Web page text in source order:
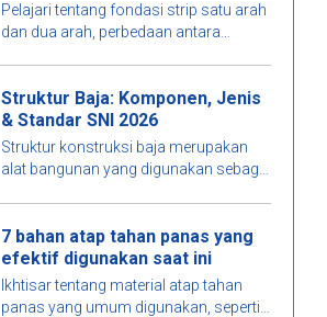
Pelajari tentang fondasi strip satu arah
dan dua arah, perbedaan antara
solusi yang tepat untuk proyek Anda.
Struktur Baja: Komponen, Jenis
& Standar SNI 2026
Struktur konstruksi baja merupakan
alat bangunan yang digunakan sebagai
Rangka struktur konstruksi baja
menjelaskan aplikasi struktur baja
pada gedung, jembatan, gudang, serta
infrastruktur modern berkat proses
7 bahan atap tahan panas yang
efektif digunakan saat ini
Ikhtisar tentang material atap tahan
panas yang umum digunakan, seperti